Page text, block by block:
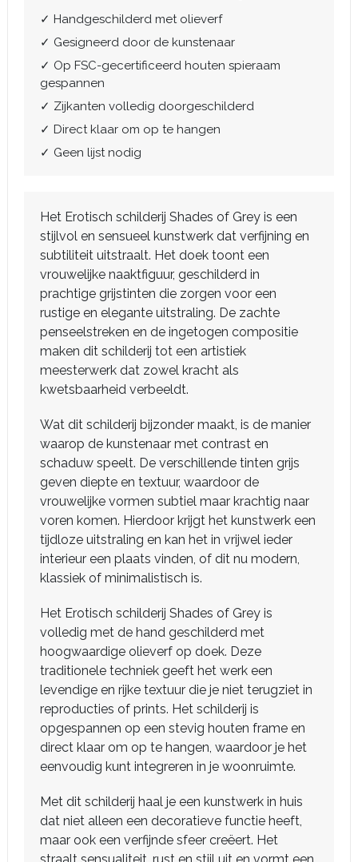
✓ Handgeschilderd met olieverf
✓ Gesigneerd door de kunstenaar
✓ Op FSC-gecertificeerd houten spieraam
gespannen
✓ Zijkanten volledig doorgeschilderd
✓ Direct klaar om op te hangen
✓ Geen lijst nodig
Het Erotisch schilderij Shades of Grey is een
stijlvol en sensueel kunstwerk dat verfijning en
subtiliteit uitstraalt. Het doek toont een
vrouwelijke naaktfiguur, geschilderd in
prachtige grijstinten die zorgen voor een
rustige en elegante uitstraling. De zachte
penseelstreken en de ingetogen compositie
maken dit schilderij tot een artistiek
meesterwerk dat zowel kracht als
kwetsbaarheid verbeeldt.
Wat dit schilderij bijzonder maakt, is de manier
waarop de kunstenaar met contrast en
schaduw speelt. De verschillende tinten grijs
geven diepte en textuur, waardoor de
vrouwelijke vormen subtiel maar krachtig naar
voren komen. Hierdoor krijgt het kunstwerk een
tijdloze uitstraling en kan het in vrijwel ieder
interieur een plaats vinden, of dit nu modern,
klassiek of minimalistisch is.
Het Erotisch schilderij Shades of Grey is
volledig met de hand geschilderd met
hoogwaardige olieverf op doek. Deze
traditionele techniek geeft het werk een
levendige en rijke textuur die je niet terugziet in
reproducties of prints. Het schilderij is
opgespannen op een stevig houten frame en
direct klaar om op te hangen, waardoor je het
eenvoudig kunt integreren in je woonruimte.
Met dit schilderij haal je een kunstwerk in huis
dat niet alleen een decoratieve functie heeft,
maar ook een verfijnde sfeer creëert. Het